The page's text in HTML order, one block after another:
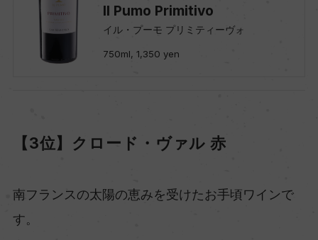
Il Pumo Primitivo
イル・プーモ プリミティーヴォ
750ml, 1,350 yen
【3位】クロード・ヴァル 赤
南フランスの太陽の恵みを受けたお手頃ワインで
す。